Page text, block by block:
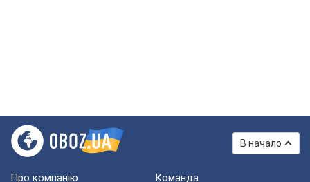
В начало
Про компанію Команда